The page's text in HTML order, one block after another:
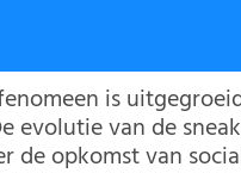
is
evolutie van de
de opkomst van